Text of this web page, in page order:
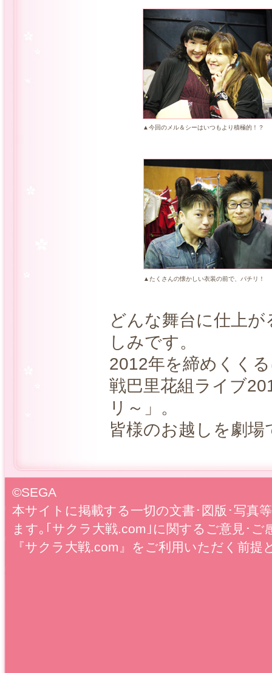
▲今回のメル＆シーはいつもより積極的！？
▲たくさんの懐かしい衣装の前で、パチリ！
どんな舞台に仕上
しみです。
2012年を締めくく
戦巴里花組ライブ
リ～」。
皆様のお越しを劇
©SEGA
本サイトに掲載する一切の文書･図版･写真
ます｡｢サクラ大戦.com｣に関するご意見･ご
『サクラ大戦.com』をご利用いただく前提